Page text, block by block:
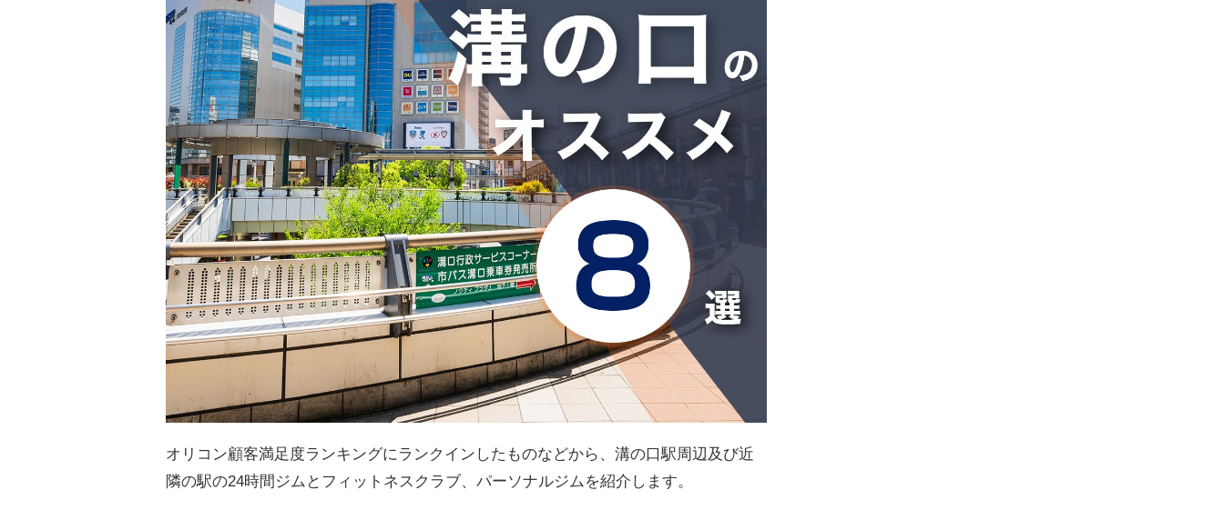
オリコン顧客満足度ランキングにランクインしたものなどから、溝の口駅周辺及び近
隣の駅の24時間ジムとフィットネスクラブ、パーソナルジムを紹介します。